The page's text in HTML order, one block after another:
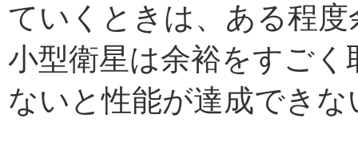
ていくときは、ある程
小型衛星は余裕をすご
ないと性能が達成でき